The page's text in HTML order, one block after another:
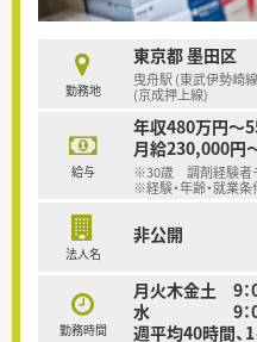
勤務地
東京都 墨田区
曳舟駅 (東武伊勢崎
(京成押上線)
給与
年収480万円～
月給230,000円
※30歳 調剤経験者
※経験・年齢・就業
法人名
非公開
勤務時間
月火木金土 9：
水 9：00
週平均40時間、